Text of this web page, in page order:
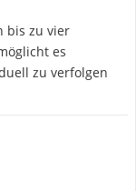
bis zu vier
es
zu verfolgen